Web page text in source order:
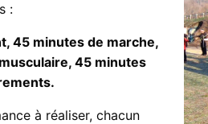
:
45 minutes de marche,
45 minutes
à réaliser, chacun